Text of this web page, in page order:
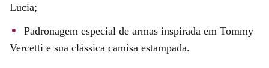
Lucia;
Padronagem especial de armas inspirada em Tommy
Vercetti e sua clássica camisa estampada.